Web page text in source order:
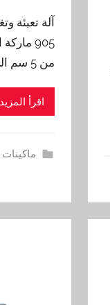
آلة تعبئة
905
من 5 سم الي 20 سم وعرض من
اقرأ المزيد